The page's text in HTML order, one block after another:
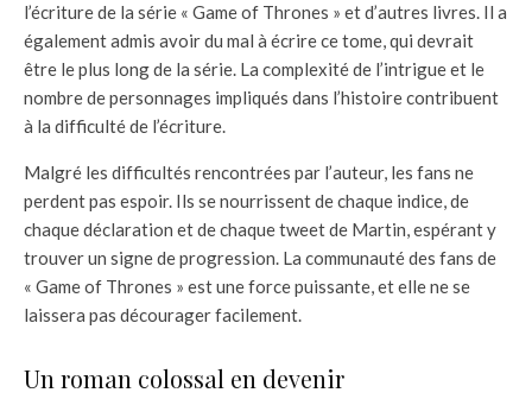
l’écriture de la série « Game of Thrones » et d’autres livres. Il a
également admis avoir du mal à écrire ce tome, qui devrait
être le plus long de la série. La complexité de l’intrigue et le
nombre de personnages impliqués dans l’histoire contribuent
à la difficulté de l’écriture.
Malgré les difficultés rencontrées par l’auteur, les fans ne
perdent pas espoir. Ils se nourrissent de chaque indice, de
chaque déclaration et de chaque tweet de Martin, espérant y
trouver un signe de progression. La communauté des fans de
« Game of Thrones » est une force puissante, et elle ne se
laissera pas décourager facilement.
Un roman colossal en devenir